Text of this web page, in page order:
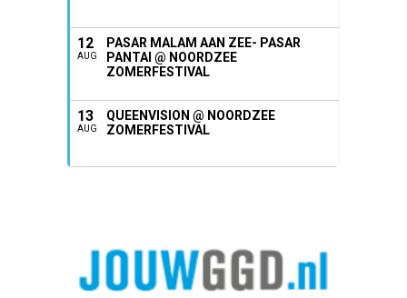
12
AUG
PASAR MALAM AAN ZEE- PASAR
PANTAI @ NOORDZEE
ZOMERFESTIVAL
13
AUG
QUEENVISION @ NOORDZEE
ZOMERFESTIVAL